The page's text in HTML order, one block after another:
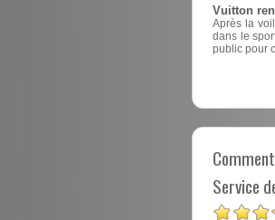
Vuitton
Après la
dans le
public pour
Service